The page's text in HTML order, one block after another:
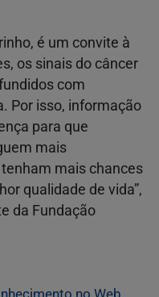
é um convite à
os sinais do câncer
com
Por isso, informação
para que
mais
mais chances
qualidade de vida”,
da Fundação